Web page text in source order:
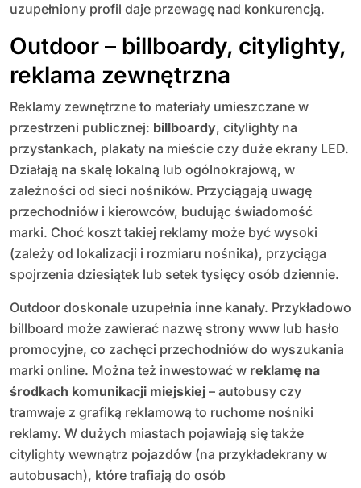
uzupełniony profil daje przewagę nad konkurencją.
Outdoor – billboardy, citylighty,
reklama zewnętrzna
Reklamy zewnętrzne to materiały umieszczane w
przestrzeni publicznej: billboardy, citylighty na
przystankach, plakaty na mieście czy duże ekrany LED.
Działają na skalę lokalną lub ogólnokrajową, w
zależności od sieci nośników. Przyciągają uwagę
przechodniów i kierowców, budując świadomość
marki. Choć koszt takiej reklamy może być wysoki
(zależy od lokalizacji i rozmiaru nośnika), przyciąga
spojrzenia dziesiątek lub setek tysięcy osób dziennie.
Outdoor doskonale uzupełnia inne kanały. Przykładowo
billboard może zawierać nazwę strony www lub hasło
promocyjne, co zachęci przechodniów do wyszukania
marki online. Można też inwestować w reklamę na
środkach komunikacji miejskiej – autobusy czy
tramwaje z grafiką reklamową to ruchome nośniki
reklamy. W dużych miastach pojawiają się także
citylighty wewnątrz pojazdów (na przykładekrany w
autobusach), które trafiają do osób